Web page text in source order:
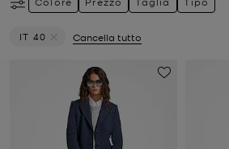
IT 40
Cancella tutto